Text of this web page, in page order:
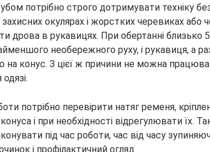
потрібно строго дотримувати техніку
окулярах і жорстких черевиках або
дрова в рукавицях. При обертанні близько
необережного руху, і рукавиця, а
на конус. З цієї ж причини не можна
потрібно перевірити натяг ременя,
і при необхідності відрегулювати їх.
під час роботи, час від часу
і профілактичний огляд.